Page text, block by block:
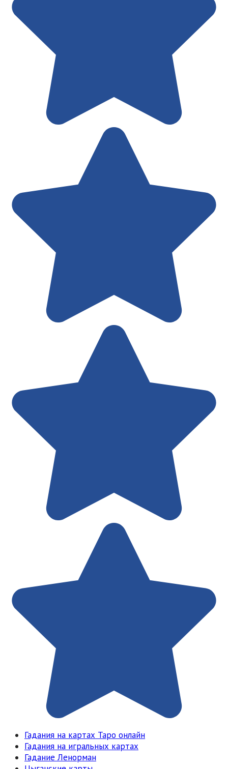
Гадания на картах Таро онлайн
Гадания на игральных картах
Гадание Ленорман